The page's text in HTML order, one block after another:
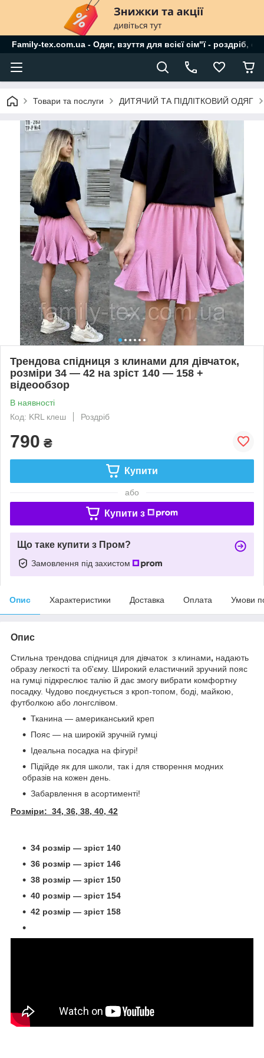
Family-tex.com.ua - Одяг, взуття для всієї сім"ї - роздріб,
Товари та послуги ДИТЯЧИЙ ТА ПІДЛІТКОВИЙ ОДЯГ
Трендова спідниця з клинами для дівчаток,
розміри 34 — 42 на зріст 140 — 158 +
відеообзор
В наявності
Код: KRL клеш
Роздріб
790 ₴
Купити
або
Купити з
Що таке купити з Пром?
Замовлення під захистом
Опис Характеристики Доставка Оплата Умови
Опис
Стильна трендова спідниця для дівчаток з клинами, надають
образу легкості та об'єму. Широкий еластичний зручний пояс
на гумці підкреслює талію й дає змогу вибрати комфортну
посадку. Чудово поєднується з кроп-топом, боді, майкою,
футболкою або лонгслівом.
Тканина — американський креп
Пояс — на широкій зручній гумці
Ідеальна посадка на фігурі!
Підійде як для школи, так і для створення модних
образів на кожен день.
Забарвлення в асортименті!
Розміри: 34, 36, 38, 40, 42
34 розмір — зріст 140
36 розмір — зріст 146
38 розмір — зріст 150
40 розмір — зріст 154
42 розмір — зріст 158